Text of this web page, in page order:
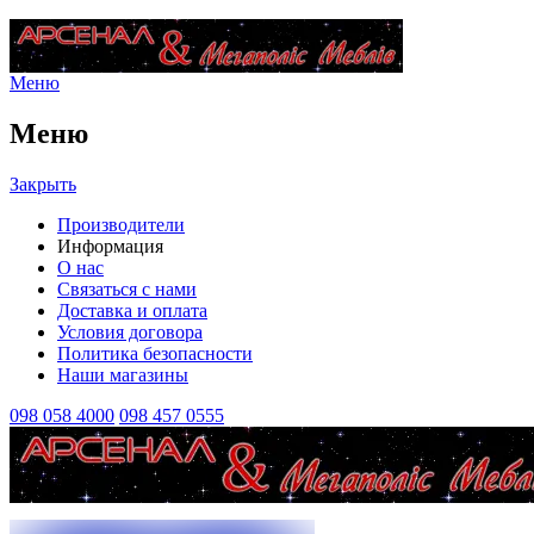
Меню
Меню
Закрыть
Производители
Информация
О нас
Связаться с нами
Доставка и оплата
Условия договора
Политика безопасности
Наши магазины
098 058 4000 098 457 0555